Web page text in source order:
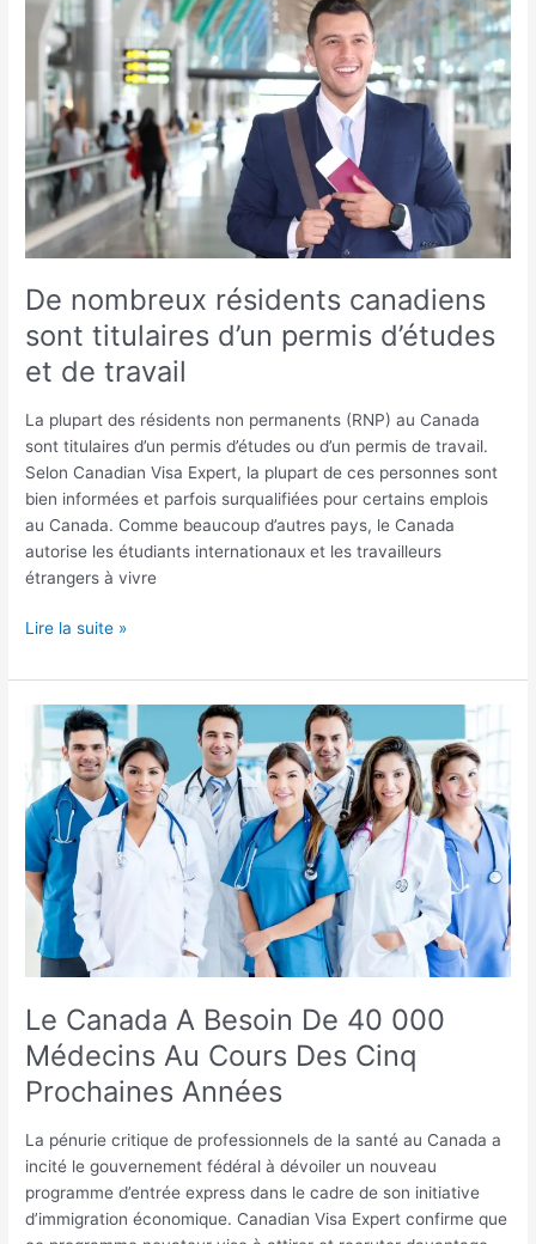
De nombreux résidents canadiens
sont titulaires d’un permis d’études
et de travail
La plupart des résidents non permanents (RNP) au Canada
sont titulaires d’un permis d’études ou d’un permis de travail.
Selon Canadian Visa Expert, la plupart de ces personnes sont
bien informées et parfois surqualifiées pour certains emplois
au Canada. Comme beaucoup d’autres pays, le Canada
autorise les étudiants internationaux et les travailleurs
étrangers à vivre
nombreux
résidents
canadiens
sont
titulaires
d’un
permis
d’études
et
de
travail
Lire la suite »
Le Canada A Besoin De 40 000
Médecins Au Cours Des Cinq
Prochaines Années
La pénurie critique de professionnels de la santé au Canada a
incité le gouvernement fédéral à dévoiler un nouveau
programme d’entrée express dans le cadre de son initiative
d’immigration économique. Canadian Visa Expert confirme que
Canada
Besoin
De
40
000
Médecins
Au
Cours
Des
Cinq
Prochaines
Années